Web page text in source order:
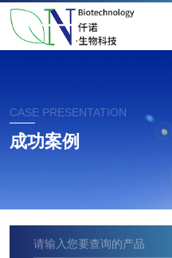
CASE PRESENTATION
成功案例